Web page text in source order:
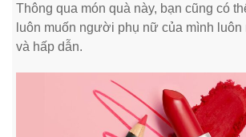
Thông qua món quà này, bạn cũng có
luôn muốn người phụ nữ của mình
và hấp dẫn.